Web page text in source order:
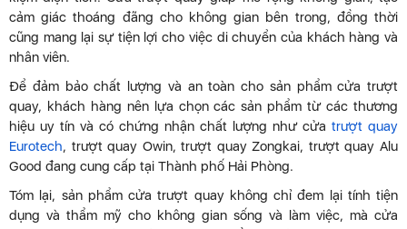
cảm giác thoáng đãng cho không gian bên trong, đồng thời
cũng mang lại sự tiện lợi cho việc di chuyển của khách hàng và
nhân viên.
Để đảm bảo chất lượng và an toàn cho sản phẩm cửa trượt
quay, khách hàng nên lựa chọn các sản phẩm từ các thương
hiệu uy tín và có chứng nhận chất lượng như cửa trượt quay
Eurotech, trượt quay Owin, trượt quay Zongkai, trượt quay Alu
Good đang cung cấp tại Thành phố Hải Phòng.
Tóm lại, sản phẩm cửa trượt quay không chỉ đem lại tính tiện
dụng và thẩm mỹ cho không gian sống và làm việc, mà cửa